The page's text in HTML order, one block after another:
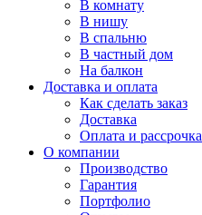
В комнату
В нишу
В спальню
В частный дом
На балкон
Доставка и оплата
Как сделать заказ
Доставка
Оплата и рассрочка
О компании
Производство
Гарантия
Портфолио